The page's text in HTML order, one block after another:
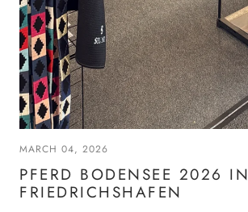
MARCH 04, 2026
PFERD BODENSEE 2026 IN
FRIEDRICHSHAFEN